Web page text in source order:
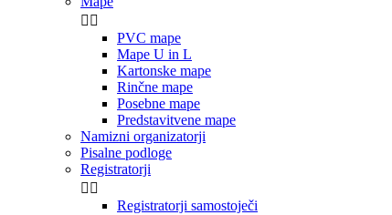
 
PVC mape
Mape U in L
Kartonske mape
Rinčne mape
Posebne mape
Predstavitvene mape
Namizni organizatorji
Pisalne podloge
Registratorji
 
Registratorji samostoječi